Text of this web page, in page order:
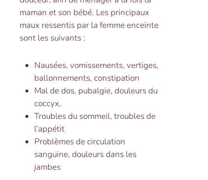
maman et son bébé. Les principaux
maux ressentis par la femme enceinte
sont les suivants :
Nausées, vomissements, vertiges,
ballonnements, constipation
Mal de dos, pubalgie, douleurs du
coccyx,
Troubles du sommeil, troubles de
l’appétit
Problèmes de circulation
sanguine, douleurs dans les
jambes